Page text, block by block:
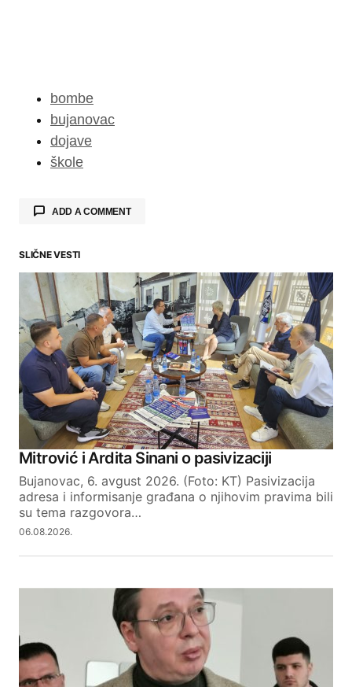
bombe
bujanovac
dojave
škole
ADD A COMMENT
Your email address will not be published.
Required fields are marked *
Comment*
Your Name
Your E-mail
SLIČNE VESTI
Mitrović i Ardita Sinani o pasivizaciji
Bujanovac, 6. avgust 2026. (Foto: KT) Pasivizacija
adresa i informisanje građana o njihovim pravima bili
su tema razgovora…
06.08.2026.